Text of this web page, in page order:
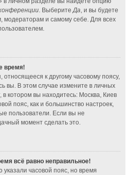
. Выберите Да , и вы будете
модераторам и самому себе. Для всех
время!
к другому часовому поясу,
вы. В этом случае измените в личных
в котором вы находитесь: Москва, Киев
пояс, как и большинство настроек,
пользователи. Если вы не
момент сделать это.
всё равно неправильное!
часовой пояс, но время